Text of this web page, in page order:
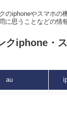
のiphoneやスマホの
に思うことなどの情
クiphone・
au